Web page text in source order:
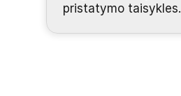
pristatymo taisykles.